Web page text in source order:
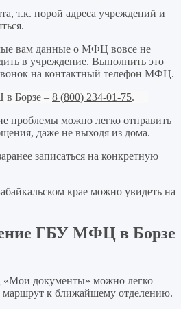
т.к. порой адреса учреждений и
вам данные о МФЦ вовсе не
в учреждение. Выполнить это
на контактный телефон МФЦ.
Борзе – 8 (800) 234-01-75.
проблемы можно легко отправить
даже не выходя из дома.
записаться на конкретную
крае можно увидеть на
ГБУ МФЦ в Борзе
документы» можно легко
маршрут к ближайшему отделению.